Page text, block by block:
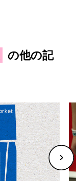
の他の記